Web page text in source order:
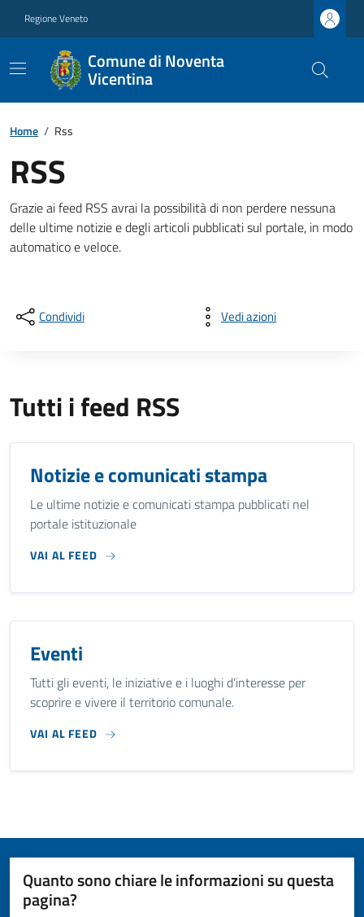
Regione Veneto
Comune di Noventa
Vicentina
Home / Rss
RSS
Grazie ai feed RSS avrai la possibilità di non perdere nessuna
delle ultime notizie e degli articoli pubblicati sul portale, in modo
automatico e veloce.
Condividi Vedi azioni
Tutti i feed RSS
Notizie e comunicati stampa
Le ultime notizie e comunicati stampa pubblicati nel
portale istituzionale
VAI AL FEED
Eventi
Tutti gli eventi, le iniziative e i luoghi d’interesse per
scoprire e vivere il territorio comunale.
VAI AL FEED
Quanto sono chiare le informazioni su questa
pagina?